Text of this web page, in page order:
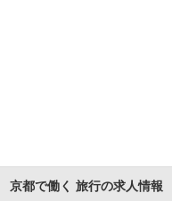
京都で働く 旅行の求人情報